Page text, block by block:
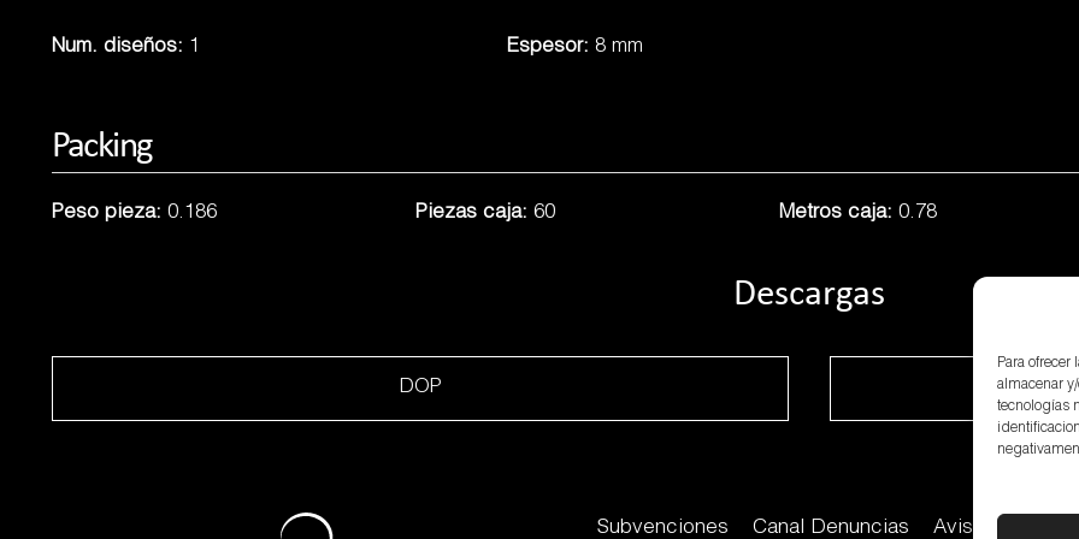
Para
almacenar
tecnologías
Num. diseños: 1 Espesor:8 mm
Packing
Peso pieza: 0.186 Piezas caja: 60 Metros caja: 0.78
Descargas
DOP
Subvenciones Canal Denuncias Aviso Legal